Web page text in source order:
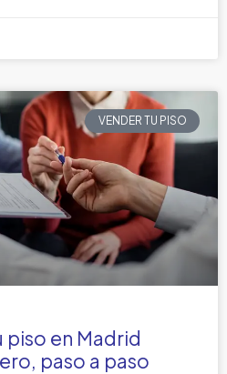
VENDER TU PISO
en Madrid
paso a paso